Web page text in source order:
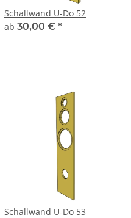
Schallwand U-Do 52
ab 30,00 € *
Schallwand U-Do 53